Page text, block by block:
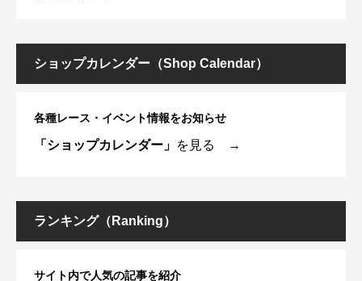
ショップカレンダー（Shop Calendar）
各種レース・イベント情報をお知らせ
「ショップカレンダー」 を見る →
ランキング（Ranking）
サイト内で人気の記事を紹介